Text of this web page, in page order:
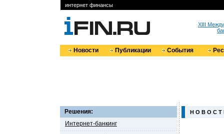
интернет финансы
XIII
Новости Публикации События
Решения:
Интернет-банкинг
Н О В О С Т